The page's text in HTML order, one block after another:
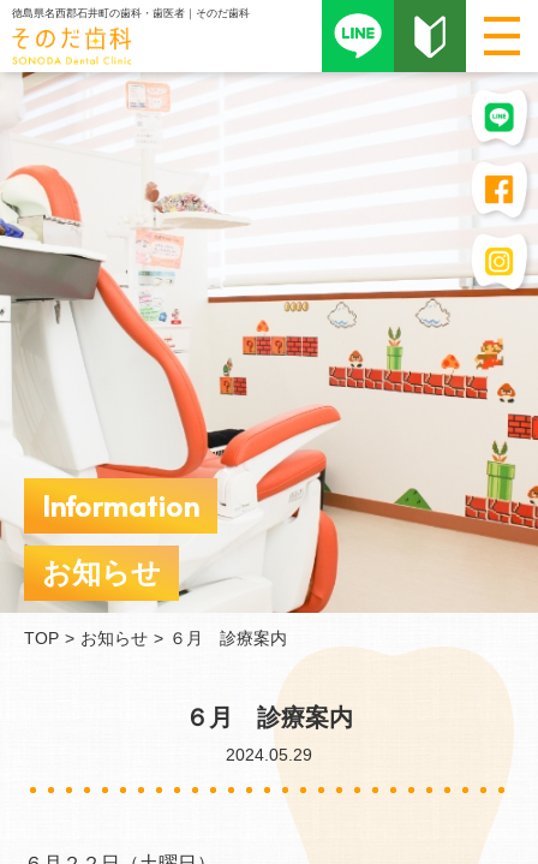
徳島県名西郡石井町の歯科・歯医者｜そのだ歯科
Information
お知らせ
TOP お知らせ ６月 診療案内
６月 診療案内
2024.05.29